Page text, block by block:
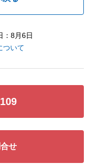
：8月6日
ついて
せ